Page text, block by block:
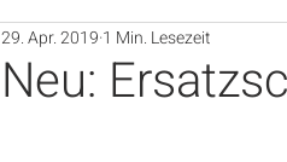
Neu:
29. Apr. 2019 1 Min. Lesezeit